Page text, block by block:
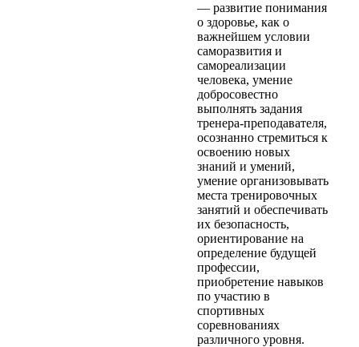
— развитие понимания
о здоровье, как о
важнейшем условии
саморазвития и
самореализации
человека, умение
добросовестно
выполнять задания
тренера-преподавателя,
осознанно стремиться к
освоению новых
знаний и умений,
умение организовывать
места тренировочных
занятий и обеспечивать
их безопасность,
ориентирование на
определение будущей
профессии,
приобретение навыков
по участию в
спортивных
соревнованиях
различного уровня.